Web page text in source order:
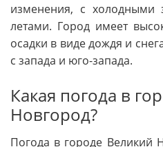
изменения, с
летами. Город имеет
осадки в виде дождя и
с запада и юго-запада.
Какая погода в
Новгород?
Погода в городе Великий